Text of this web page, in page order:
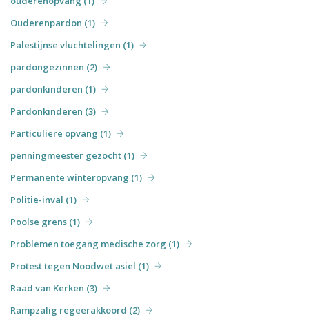
Ouderenpardon (1)
Palestijnse vluchtelingen (1)
pardongezinnen (2)
pardonkinderen (1)
Pardonkinderen (3)
Particuliere opvang (1)
penningmeester gezocht (1)
Permanente winteropvang (1)
Politie-inval (1)
Poolse grens (1)
Problemen toegang medische zorg (1)
Protest tegen Noodwet asiel (1)
Raad van Kerken (3)
Rampzalig regeerakkoord (2)